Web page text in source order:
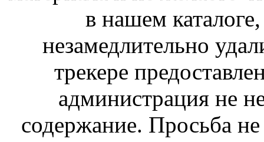
в нашем
незамедлительно
трекере
администрация не
содержание. Просьба